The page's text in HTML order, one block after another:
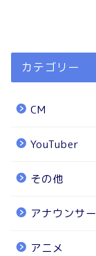
カテゴリー
CM
YouTuber
その他
アナウンサー
アニメ